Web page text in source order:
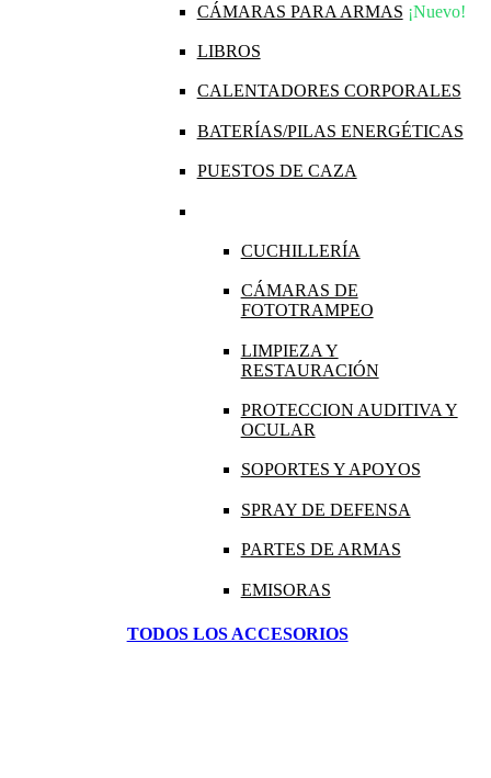
CÁMARAS PARA ARMAS ¡Nuevo!
LIBROS
CALENTADORES CORPORALES
BATERÍAS/PILAS ENERGÉTICAS
PUESTOS DE CAZA
CUCHILLERÍA
CÁMARAS DE
FOTOTRAMPEO
LIMPIEZA Y
RESTAURACIÓN
PROTECCION AUDITIVA Y
OCULAR
SOPORTES Y APOYOS
SPRAY DE DEFENSA
PARTES DE ARMAS
EMISORAS
TODOS LOS ACCESORIOS